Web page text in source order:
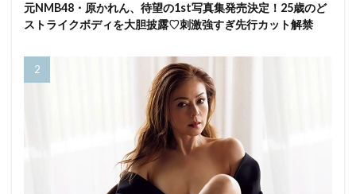
元NMB48・原かれん、待望の1st写真集発売決定！25歳のど
ストライクボディを大胆披露♡刺激強すぎ先行カット解禁